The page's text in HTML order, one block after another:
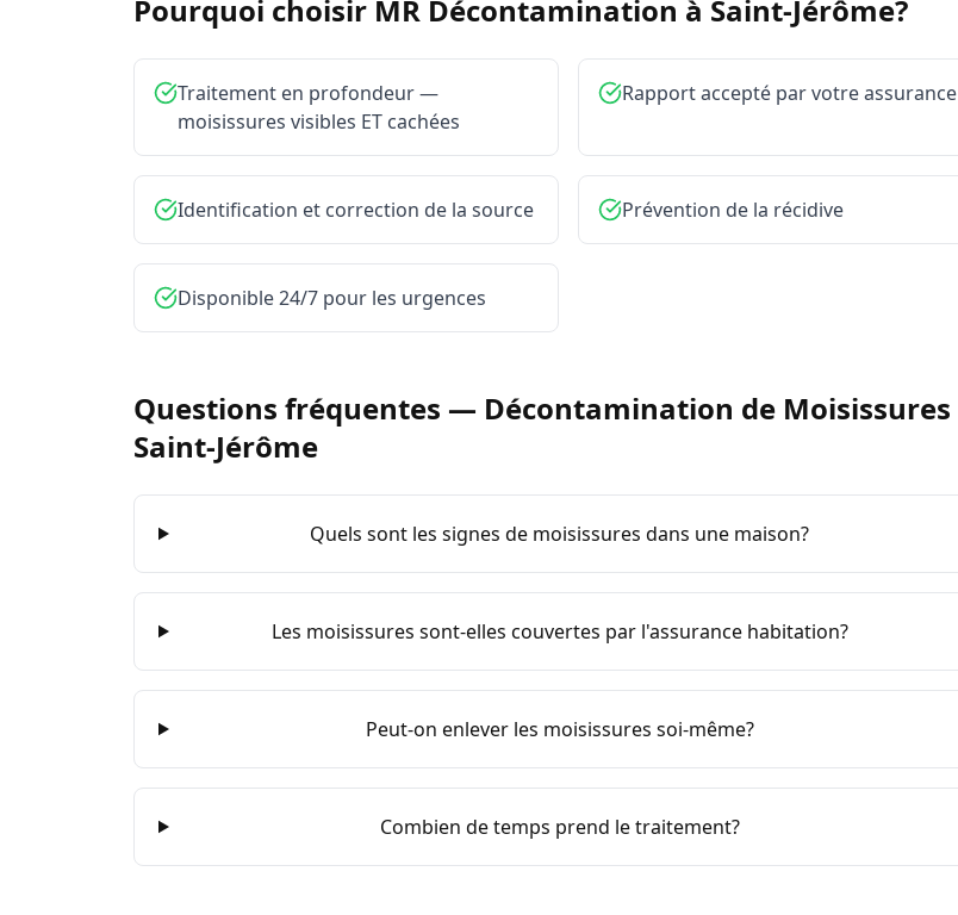
Pourquoi choisir MR Décontamination à Saint-Jérôme?
Traitement en profondeur —
moisissures visibles ET cachées
Rapport accepté par votre assurance
Identification et correction de la source Prévention de la récidive
Disponible 24/7 pour les urgences
Questions fréquentes — Décontamination de Moisissures
Saint-Jérôme
Quels sont les signes de moisissures dans une maison?
Les moisissures sont-elles couvertes par l'assurance habitation?
Peut-on enlever les moisissures soi-même?
Combien de temps prend le traitement?